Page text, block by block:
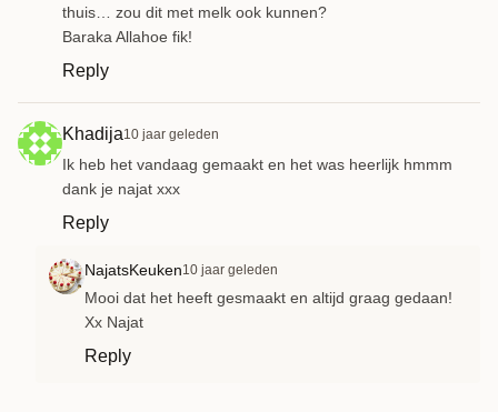
thuis… zou dit met melk ook kunnen?
Baraka Allahoe fik!
Reply
Khadija10 jaar geleden
Ik heb het vandaag gemaakt en het was heerlijk hmmm
dank je najat xxx
Reply
NajatsKeuken10 jaar geleden
Mooi dat het heeft gesmaakt en altijd graag gedaan!
Xx Najat
Reply